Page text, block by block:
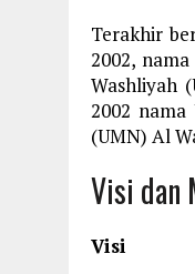
Terakhir
2002,
Washliyah
2002
(UMN) Al
Visi dan
Visi